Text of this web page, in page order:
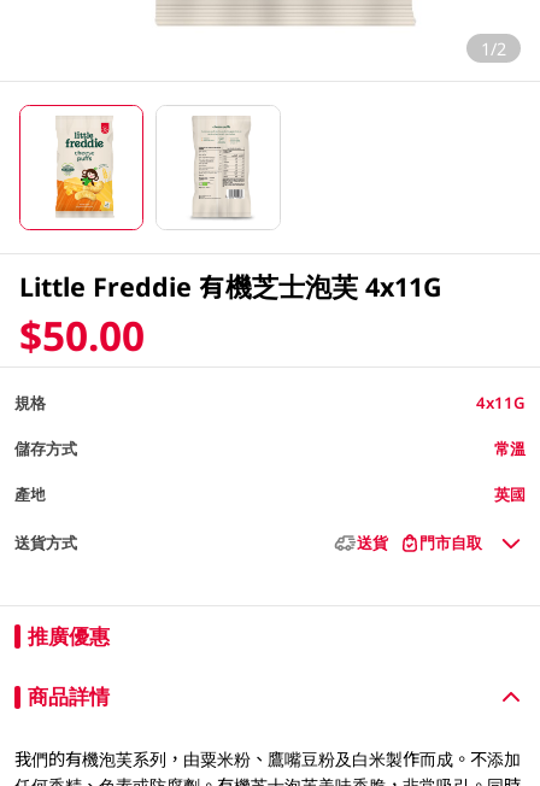
1/2
Little Freddie 有機芝士泡芙 4x11G
$50.00
規格 4x11G
儲存方式 常溫
產地 英國
送貨方式 送貨 門市自取
推廣優惠
商品詳情
我們的有機泡芙系列，由粟米粉、鷹嘴豆粉及白米製作而成。不添加